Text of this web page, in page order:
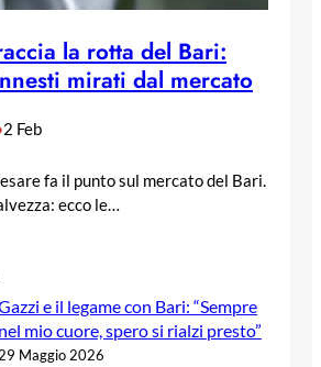
la rotta del Bari:
mirati dal mercato
2 Feb
fa il punto sul mercato del Bari.
ecco le…
e il legame con Bari: “Sempre
nel mio cuore, spero si rialzi presto”
29 Maggio 2026